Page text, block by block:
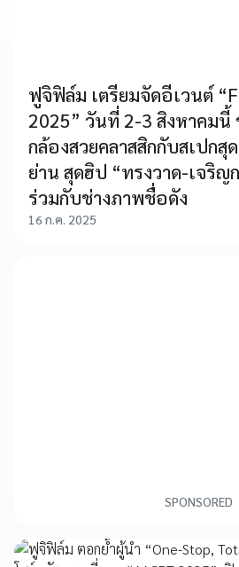
ฟูจิฟิล์ม เตรียมจัดอีเวนต์
2025” วันที่ 2-3 สิงหาคมนี้
กล้องสวยคลาสสิกกับสเปก
ย่าน สุดฮิป “ทรงวาด-เจริญ
ร่วมกับช่างภาพชื่อดัง
16 ก.ค. 2025
SPONSORED